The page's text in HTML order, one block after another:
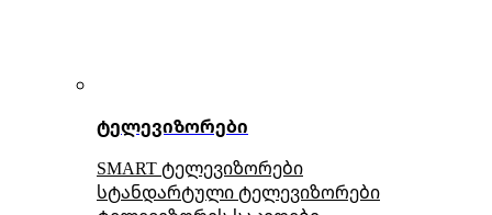
ტელევიზორები
SMART ტელევიზორები
სტანდარტული ტელევიზორები